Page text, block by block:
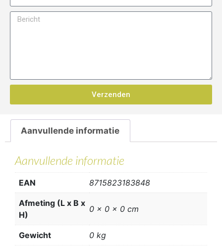
Verzenden
Aanvullende informatie
Aanvullende informatie
EAN 8715823183848
Afmeting (L x B x
H)
0 x 0 x 0 cm
Gewicht 0 kg